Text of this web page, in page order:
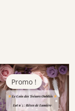
Promo !